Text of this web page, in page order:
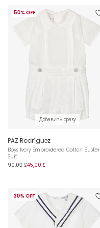
50% OFF
Добавить сразу
PAZ Rodríguez
Boys Ivory Embroidered Cotton Buster
Suit
90,00 £45,00 £
30% OFF